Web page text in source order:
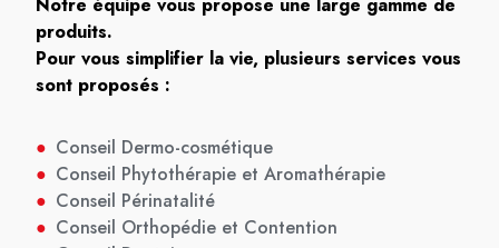
produits.
Pour vous simplifier la vie, plusieurs services vous
sont proposés :
● Conseil Dermo-cosmétique
● Conseil Phytothérapie et Aromathérapie
● Conseil Périnatalité
● Conseil Orthopédie et Contention